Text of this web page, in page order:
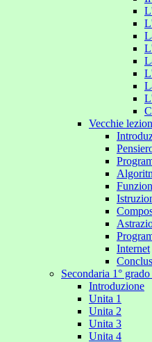
Vecchie
Internet
Secondaria 1°
Introduzione
Unita 1
Unita 2
Unita 3
Unita 4